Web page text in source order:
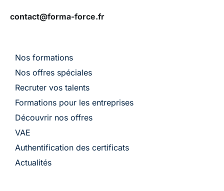
contact@forma-force.fr
Nos formations
Nos offres spéciales
Recruter vos talents
Formations pour les entreprises
Découvrir nos offres
VAE
Authentification des certificats
Actualités